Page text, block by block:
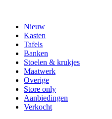
Nieuw
Kasten
Tafels
Banken
Stoelen & krukjes
Maatwerk
Overige
Store only
Aanbiedingen
Verkocht